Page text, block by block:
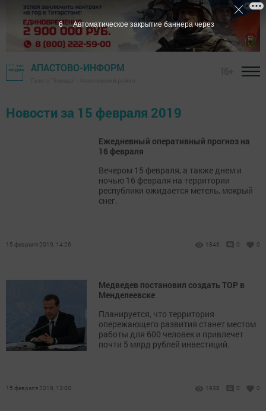
АПАСТОВО-ИНФОРМ
Новости за 15 февраля 2019
Ежедневный оперативный прогноз на
16 февраля
Вечером 15 февраля, а также днем и
ночью 16 февраля на территории
республики ожидается метель, мокрый
снег.
15 февраля 2019, 14:26 1846 0 0
Медведев постановил создать ТОР в
Менделеевске
Планируется, что территория
опережающего развития станет местом
работы для 600 человек и привлечет
почти 5 млрд рублей инвестиций.
15 февраля 2019, 13:00 1938 0 0
6 Автоматическое закрытие баннера через